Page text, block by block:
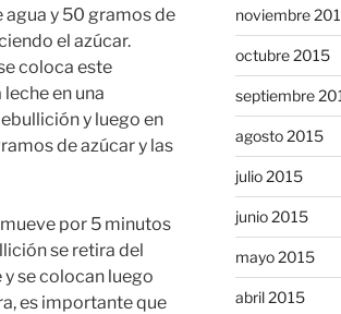
agua y 50 gramos de
el azúcar.
coloca este
en una
y luego en
de azúcar y las
por 5 minutos
se retira del
se colocan luego
es importante que
noviembre
octubre 2015
septiembre
agosto 2015
julio 2015
junio 2015
mayo 2015
abril 2015